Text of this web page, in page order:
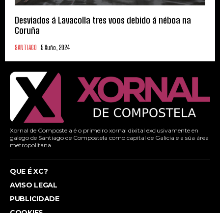
Desviados á Lavacolla tres voos debido á néboa na
Coruña
SANTIAGO 5 Xuño, 2024
Xornal de Compostela é o primeiro xornal dixital exclusivamente en
galego de Santiago de Compostela como capital de Galicia e a súa área
metropolitana
QUE É XC?
AVISO LEGAL
PUBLICIDADE